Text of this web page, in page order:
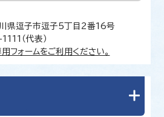
逗子市逗子5丁目2番16号
（代表）
フォームをご利用ください。